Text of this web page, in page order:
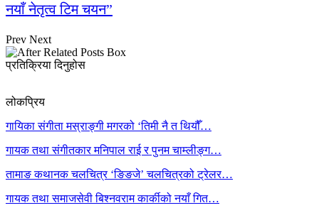
नयाँ नेतृत्व टिम चयन”
Prev Next
प्रतिक्रिया दिनुहोस
लोकप्रिय
गायिका संगीता मस्राङ्गी मगरको ‘तिमी नै त थियौँ…
गायक तथा संगीतकार मनिपाल राई र पुनम चाम्लीङ्ग…
तामाङ कथानक चलचित्र ‘ङिङजे’ चलचित्रको ट्रेलर…
गायक तथा समाजसेवी बिश्नवराम कार्कीको नयाँ गित…